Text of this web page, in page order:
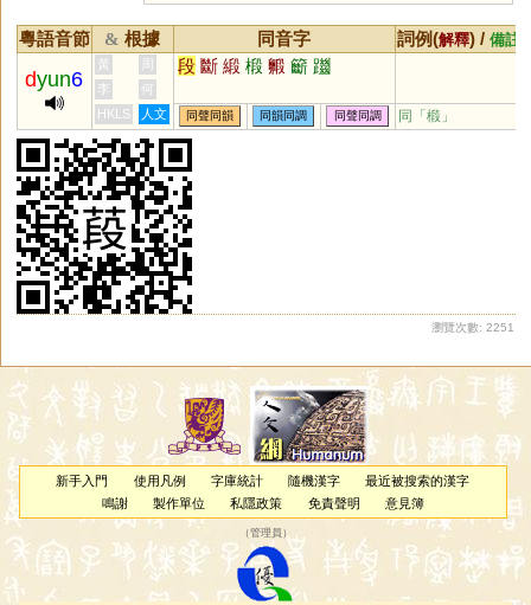
粵語音節 & 根據 同音字 詞例(解釋) / 備註
dyun6
黃 周 段 斷 緞 椴 毈 籪 躖
李
何
HKLS
人文 同聲同韻 同韻同調 同聲同調 同「椴 」
瀏覽次數: 2251
新手入門 使用凡例 字庫統計 隨機漢字
最近被搜索的漢字
鳴謝
製作單位 私隱政策 免責聲明 意見簿
（管理員 ）